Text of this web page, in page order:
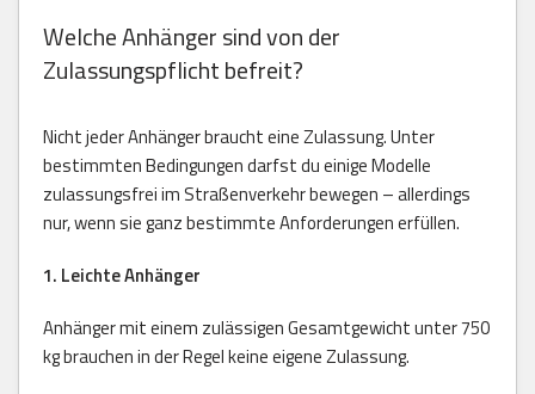
Welche Anhänger sind von der
Zulassungspflicht befreit?
Nicht jeder Anhänger braucht eine Zulassung. Unter
bestimmten Bedingungen darfst du einige Modelle
zulassungsfrei im Straßenverkehr bewegen – allerdings
nur, wenn sie ganz bestimmte Anforderungen erfüllen.
1. Leichte Anhänger
Anhänger mit einem zulässigen Gesamtgewicht unter 750
kg brauchen in der Regel keine eigene Zulassung.